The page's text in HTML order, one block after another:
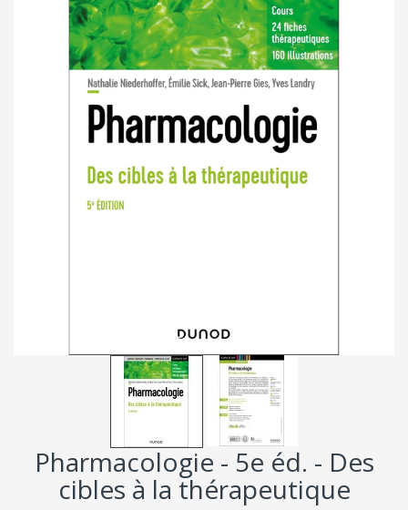
Pharmacologie - 5e éd. - Des
cibles à la thérapeutique